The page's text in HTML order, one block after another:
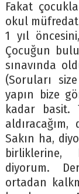
Fakat
okul
1 yıl
Çocuğun
sınavında
(Soruları
yapın bize
kadar basit.
Sakın ha,
birliklerine,
diyorum.
ortadan